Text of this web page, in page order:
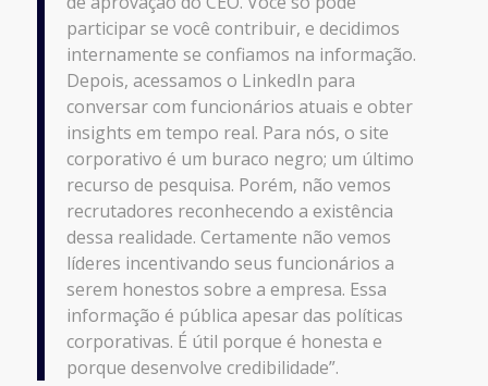
participar se você contribuir, e decidimos
internamente se confiamos na informação.
Depois, acessamos o LinkedIn para
conversar com funcionários atuais e obter
insights em tempo real. Para nós, o site
corporativo é um buraco negro; um último
recurso de pesquisa. Porém, não vemos
recrutadores reconhecendo a existência
dessa realidade. Certamente não vemos
líderes incentivando seus funcionários a
serem honestos sobre a empresa. Essa
informação é pública apesar das políticas
corporativas. É útil porque é honesta e
porque desenvolve credibilidade”.